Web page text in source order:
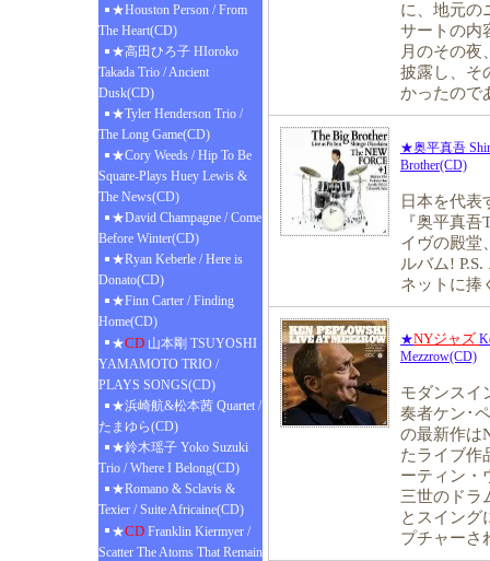
★Houston Person / From
The Heart(CD)
★高田ひろ子 HIoroko
Takada Trio / Ancient
Dusk(CD)
★Tyler Henderson Trio /
The Long Game(CD)
★Cory Weeds / Hip To Be
Square-Plays Huey Lewis &
The News(CD)
★David Champagne / Come
Before Winter(CD)
★Ryan Keberle / Here is
Donato(CD)
★Finn Carter / Finding
Home(CD)
★CD 山本剛 TSUYOSHI
YAMAMOTO TRIO /
PLAYS SONGS(CD)
★浜崎航&松本茜 Quartet /
たまゆら(CD)
★鈴木瑶子 Yoko Suzuki
Trio / Where I Belong(CD)
★Romano & Sclavis &
Texier / Suite Africaine(CD)
★CD Franklin Kiermyer /
Scatter The Atoms That Remain
に、地元の
サートの内
月のその夜
披露し、そ
かったので
★奥平真吾
Brother(CD)
日本を代表
『奥平真
イヴの殿堂
ルバム!
ネットに捧
★NYジャズ
Mezzrow(CD)
モダンスイ
奏者ケン･
の最新作は
たライブ作
ーティン・
三世のドラ
とスイング
プチャーさ